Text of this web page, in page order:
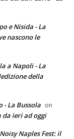
e Nisida - La
nascono le
a Napoli - La
della
- La Bussola on
da ieri ad oggi
Noisy Naples Fest: il